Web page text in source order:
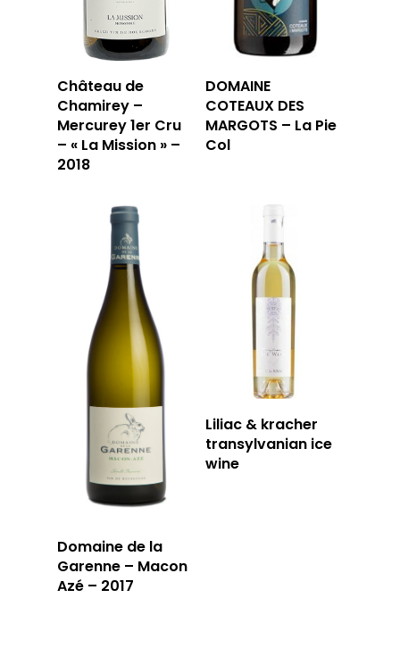
Château de
Chamirey –
Mercurey 1er Cru
– « La Mission » –
2018
DOMAINE
COTEAUX DES
MARGOTS – La Pie
Col
Domaine de la
Garenne – Macon
Azé – 2017
Liliac & kracher
transylvanian ice
wine
LA CAVE
LA TABLE
LA CARTE DU
JOUR
RÉSERVER
59 rue Grignan
13006 Marseille
T: 04 91 33 46 59